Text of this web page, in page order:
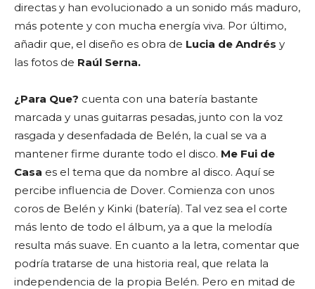
directas y han evolucionado a un sonido más maduro,
más potente y con mucha energía viva. Por último,
añadir que, el diseño es obra de Lucia de Andrés y
las fotos de Raúl Serna.
¿Para Que? cuenta con una batería bastante
marcada y unas guitarras pesadas, junto con la voz
rasgada y desenfadada de Belén, la cual se va a
mantener firme durante todo el disco. Me Fui de
Casa es el tema que da nombre al disco. Aquí se
percibe influencia de Dover. Comienza con unos
coros de Belén y Kinki (batería). Tal vez sea el corte
más lento de todo el álbum, ya a que la melodía
resulta más suave. En cuanto a la letra, comentar que
podría tratarse de una historia real, que relata la
independencia de la propia Belén. Pero en mitad de